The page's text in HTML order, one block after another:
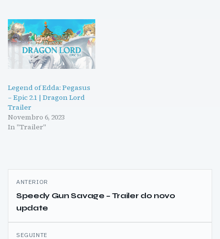
Legend of Edda: Pegasus
– Epic 2.1 | Dragon Lord
Trailer
Novembro 6, 2023
In "Trailer"
Navegação
de
artigos
ANTERIOR
Speedy Gun Savage – Trailer do novo
update
SEGUINTE